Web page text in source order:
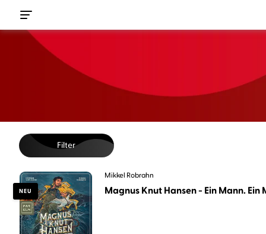
Filter
NEU
Mikkel Robrahn
Magnus Knut Hansen - Ein Mann. Ein